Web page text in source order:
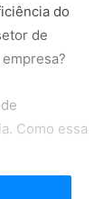
do
de
Como essa
assim